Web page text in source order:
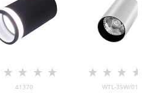
41370 WTL-35W/